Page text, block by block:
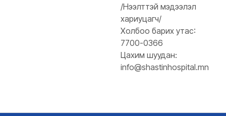
/Нээлттэй мэдээлэл
хариуцагч/
Холбоо барих утас:
7700-0366
Цахим шуудан:
info@shastinhospital.mn